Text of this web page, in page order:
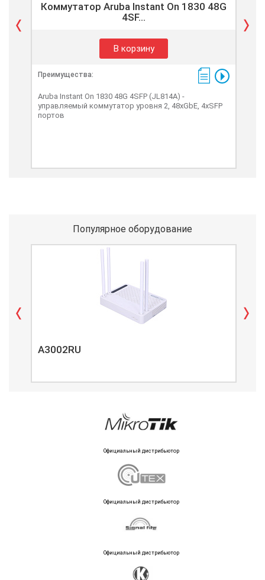
Коммутатор Aruba Instant On 1830 48G
4SF...
В корзину
Преимущества:
Aruba Instant On 1830 48G 4SFP (JL814A) -
управляемый коммутатор уровня 2, 48xGbE, 4xSFP
портов
Популярное оборудование
A3002RU
Официальный дистрибьютор
Официальный дистрибьютор
Официальный дистрибьютор